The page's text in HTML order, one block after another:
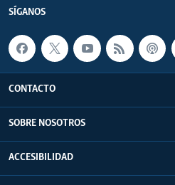
SÍGANOS
CONTACTO
SOBRE NOSOTROS
ACCESIBILIDAD